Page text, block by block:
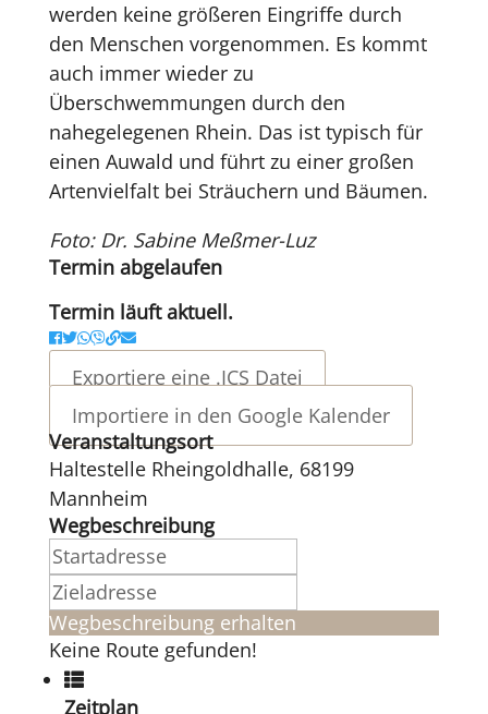
werden keine größeren Eingriffe durch
den Menschen vorgenommen. Es kommt
auch immer wieder zu
Überschwemmungen durch den
nahegelegenen Rhein. Das ist typisch für
einen Auwald und führt zu einer großen
Artenvielfalt bei Sträuchern und Bäumen.
Foto: Dr. Sabine Meßmer-Luz
Termin abgelaufen
Termin läuft aktuell.
Exportiere eine .ICS Datei
Importiere in den Google Kalender
Veranstaltungsort
Haltestelle Rheingoldhalle, 68199
Mannheim
Wegbeschreibung
Wegbeschreibung erhalten
Keine Route gefunden!
Zeitplan